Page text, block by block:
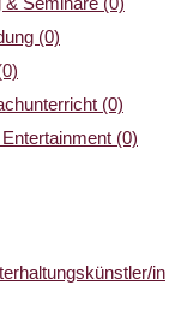
(0)
(0)
(0)
in